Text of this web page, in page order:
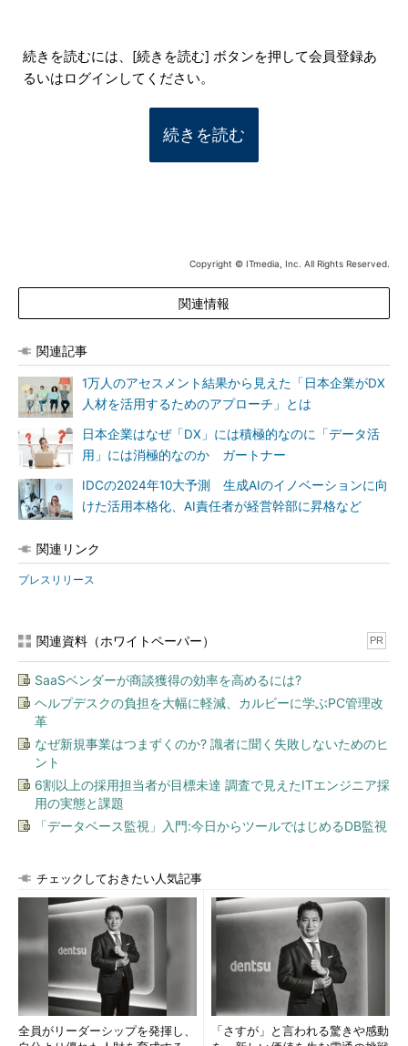
続きを読むには、[続きを読む] ボタンを押して会員登録あ
るいはログインしてください。
続きを読む
Copyright © ITmedia, Inc. All Rights Reserved.
関連情報
関連記事
1万人のアセスメント結果から見えた「日本企業がDX
人材を活用するためのアプローチ」とは
日本企業はなぜ「DX」には積極的なのに「データ活
用」には消極的なのか ガートナー
IDCの2024年10大予測 生成AIのイノベーションに向
けた活用本格化、AI責任者が経営幹部に昇格など
関連リンク
プレスリリース
関連資料（ホワイトペーパー） PR
SaaSベンダーが商談獲得の効率を高めるには?
ヘルプデスクの負担を大幅に軽減、カルビーに学ぶPC管理改
革
なぜ新規事業はつまずくのか? 識者に聞く失敗しないためのヒ
ント
6割以上の採用担当者が目標未達 調査で見えたITエンジニア採
用の実態と課題
「データベース監視」入門:今日からツールではじめるDB監視
チェックしておきたい人気記事
全員がリーダーシップを発揮し、
「さすが」と言われる驚きや感動